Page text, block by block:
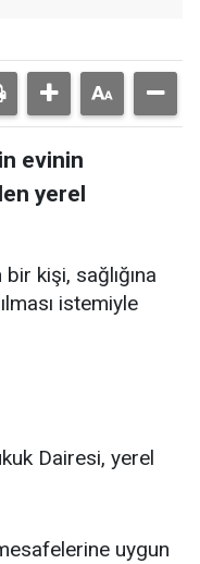
evinin
yerel
kişi, sağlığına
istemiyle
Dairesi, yerel
uygun